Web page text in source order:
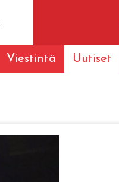
Viestintä Uutiset